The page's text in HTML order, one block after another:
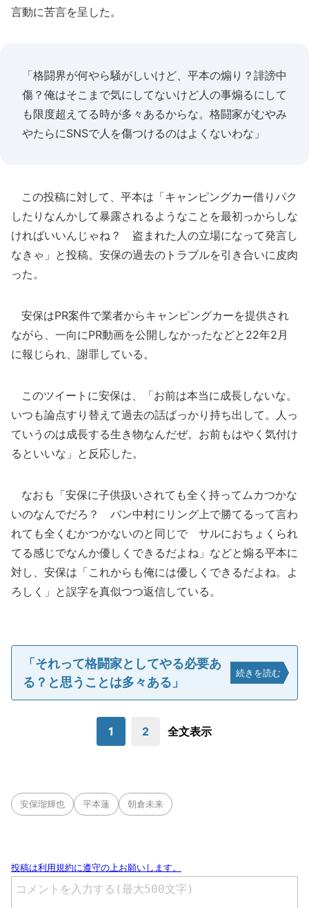
言動に苦言を呈した。
「格闘界が何やら騒がしいけど、平本の煽り？誹謗中
傷？俺はそこまで気にしてないけど人の事煽るにして
も限度超えてる時が多々あるからな。格闘家がむやみ
やたらにSNSで人を傷つけるのはよくないわな」
この投稿に対して、平本は「キャンピングカー借りパク
したりなんかして暴露されるようなことを最初っからしな
ければいいんじゃね？ 盗まれた人の立場になって発言し
なきゃ」と投稿。安保の過去のトラブルを引き合いに皮肉
った。
安保はPR案件で業者からキャンピングカーを提供され
ながら、一向にPR動画を公開しなかったなどと22年2月
に報じられ、謝罪している。
このツイートに安保は、「お前は本当に成長しないな。
いつも論点すり替えて過去の話ばっかり持ち出して。人っ
ていうのは成長する生き物なんだぜ。お前もはやく気付け
るといいな」と反応した。
なおも「安保に子供扱いされても全く持ってムカつかな
いのなんでだろ？ バン中村にリング上で勝てるって言わ
れても全くむかつかないのと同じで サルにおちょくられ
てる感じでなんか優しくできるだよね」などと煽る平本に
対し、安保は「これからも俺には優しくできるだよね。よ
ろしく」と誤字を真似つつ返信している。
「それって格闘家としてやる必要あ
る？と思うことは多々ある」
続きを読む
1 2 全文表示
安保瑠輝也 平本蓮 朝倉未来